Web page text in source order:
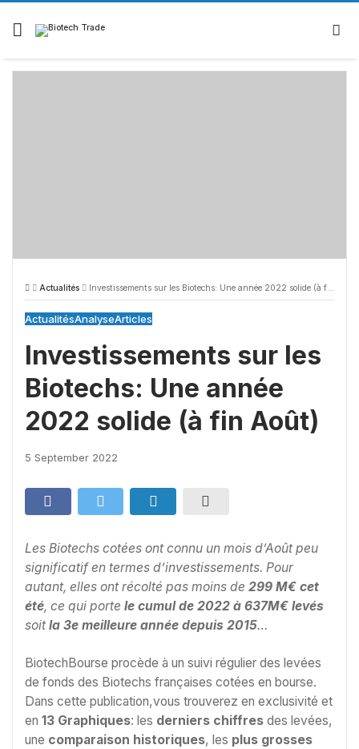
Skip
content
Actualités Investissements sur les Biotechs: Une année 2022 solide (à fin Août)
ActualitésAnalyseArticles
Investissements sur les
Biotechs: Une année
2022 solide (à fin Août)
5 September 2022
Les Biotechs cotées ont connu un mois d’Août peu
significatif en termes d’investissements. Pour
autant, elles ont récolté pas moins de 299 M€ cet
été, ce qui porte le cumul de 2022 à 637M€ levés
soitla 3e meilleure année depuis 2015…
BiotechBourse procède à un suivi régulier des levées
de fonds des Biotechs françaises cotées en bourse.
Dans cette publication,vous trouverez en exclusivité et
en 13 Graphiques: les derniers chiffres des levées,
une comparaison historiques, les plus grosses